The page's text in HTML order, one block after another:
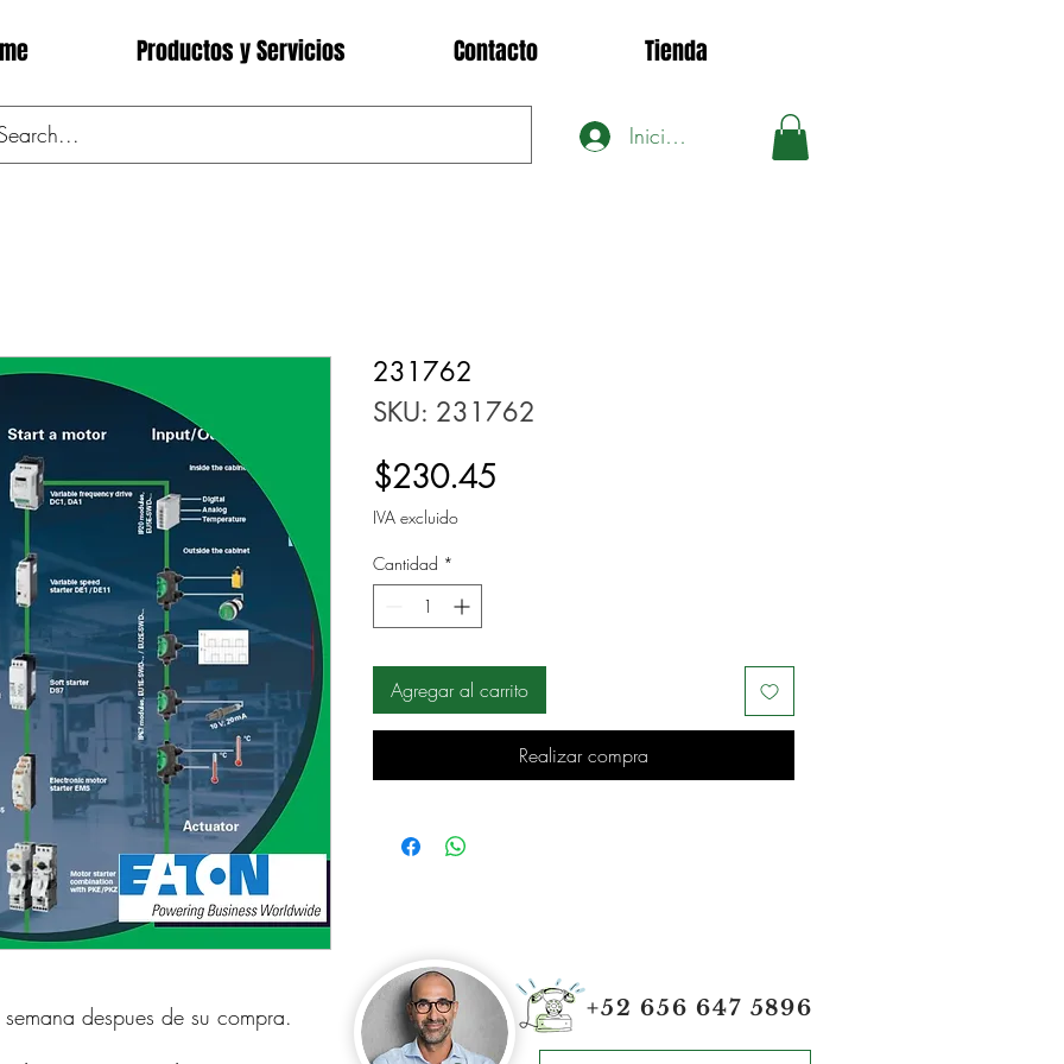
Productos y Servicios Contacto Tienda
Iniciar sesión
despues de su compra.
231762
SKU: 231762
$230.45
IVA excluido
Cantidad *
Agregar al carrito
Realizar compra
+52 656 647 5896